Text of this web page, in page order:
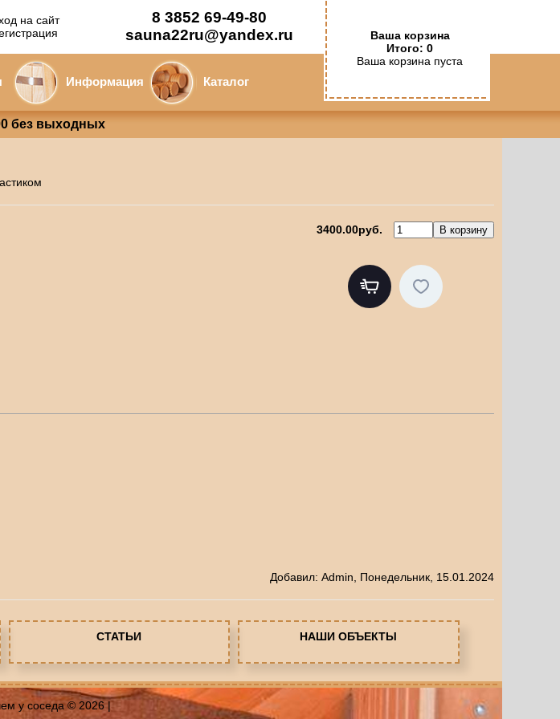
на сайт
8 3852 69-49-80
sauna22ru@yandex.ru
Информация Каталог
Ваша корзина
Итого: 0
Ваша корзина пуста
без выходных
3400.00руб.
Добавил: Admin , Понедельник, 15.01.2024
СТАТЬИ НАШИ ОБЪЕКТЫ
у соседа © 2026 |